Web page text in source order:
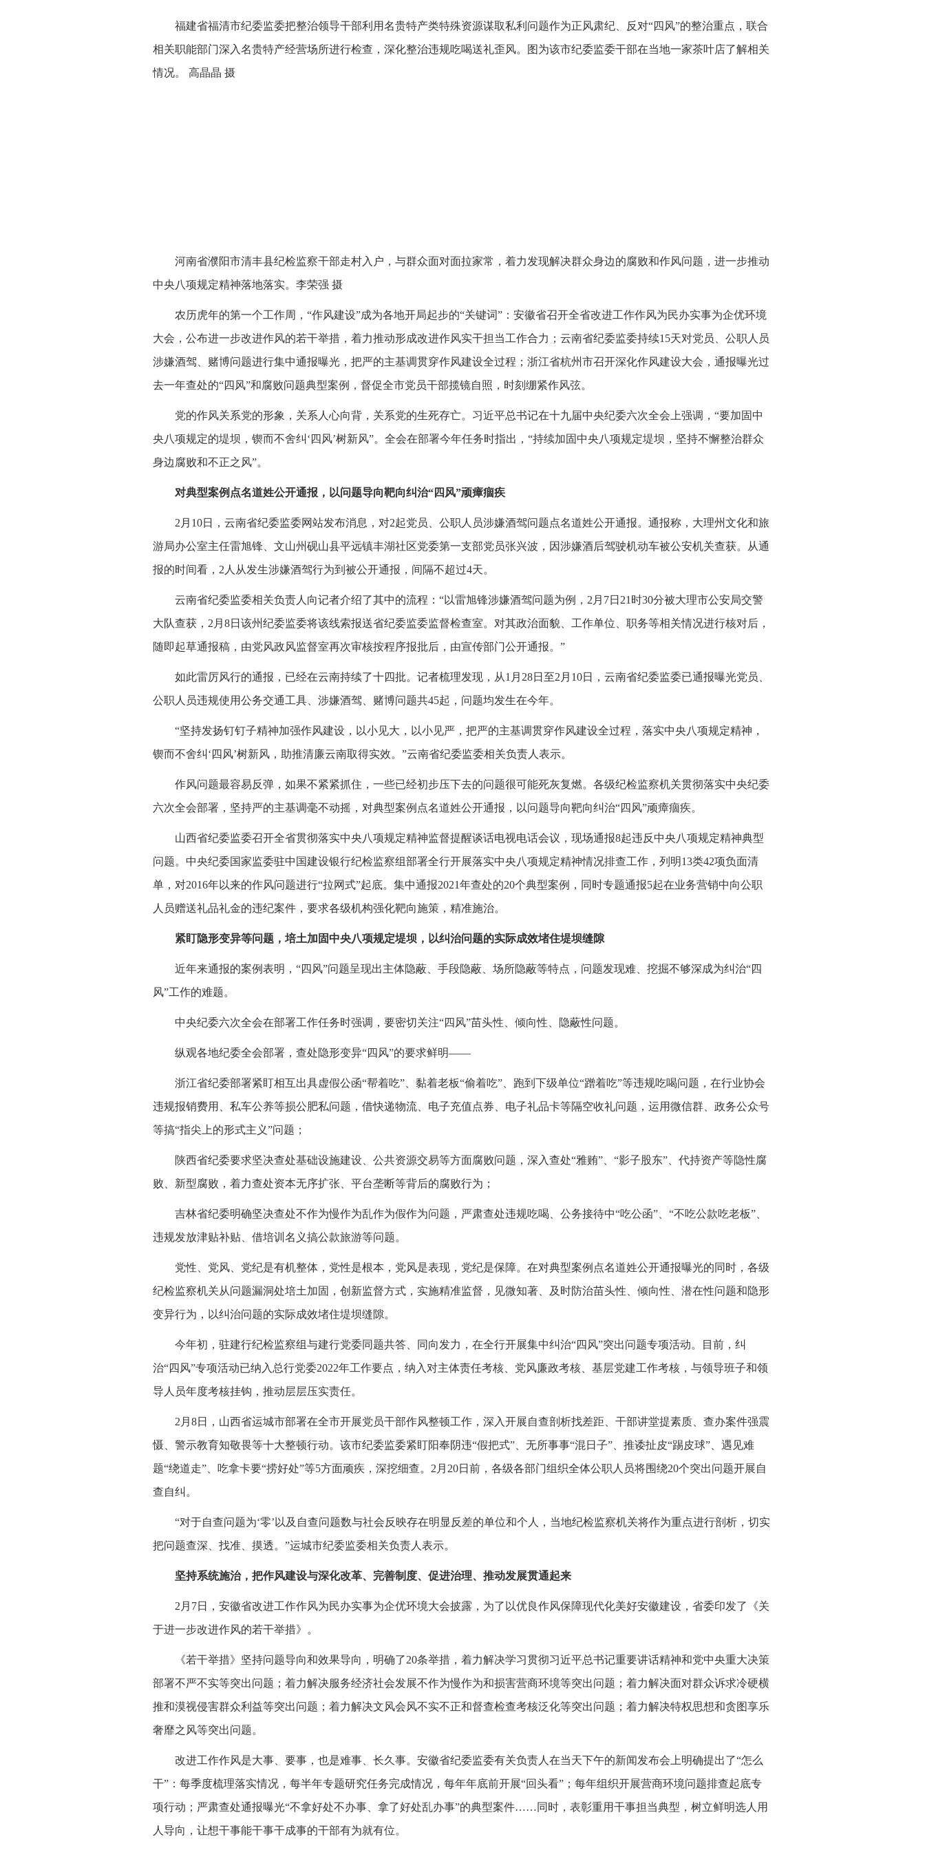
福建省福清市纪委监委把整治领导干部利用名贵特产类特殊资源谋取私利问题作为正风肃纪、反对“四风”的整治重点，联合
相关职能部门深入名贵特产经营场所进行检查，深化整治违规吃喝送礼歪风。图为该市纪委监委干部在当地一家茶叶店了解相关
情况。 高晶晶 摄
河南省濮阳市清丰县纪检监察干部走村入户，与群众面对面拉家常，着力发现解决群众身边的腐败和作风问题，进一步推动
中央八项规定精神落地落实。李荣强 摄
农历虎年的第一个工作周，“作风建设”成为各地开局起步的“关键词”：安徽省召开全省改进工作作风为民办实事为企优环境
大会，公布进一步改进作风的若干举措，着力推动形成改进作风实干担当工作合力；云南省纪委监委持续15天对党员、公职人员
涉嫌酒驾、赌博问题进行集中通报曝光，把严的主基调贯穿作风建设全过程；浙江省杭州市召开深化作风建设大会，通报曝光过
去一年查处的“四风”和腐败问题典型案例，督促全市党员干部揽镜自照，时刻绷紧作风弦。
党的作风关系党的形象，关系人心向背，关系党的生死存亡。习近平总书记在十九届中央纪委六次全会上强调，“要加固中
央八项规定的堤坝，锲而不舍纠‘四风’树新风”。全会在部署今年任务时指出，“持续加固中央八项规定堤坝，坚持不懈整治群众
身边腐败和不正之风”。
对典型案例点名道姓公开通报，以问题导向靶向纠治“四风”顽瘴痼疾
2月10日，云南省纪委监委网站发布消息，对2起党员、公职人员涉嫌酒驾问题点名道姓公开通报。通报称，大理州文化和旅
游局办公室主任雷旭锋、文山州砚山县平远镇丰湖社区党委第一支部党员张兴波，因涉嫌酒后驾驶机动车被公安机关查获。从通
报的时间看，2人从发生涉嫌酒驾行为到被公开通报，间隔不超过4天。
云南省纪委监委相关负责人向记者介绍了其中的流程：“以雷旭锋涉嫌酒驾问题为例，2月7日21时30分被大理市公安局交警
大队查获，2月8日该州纪委监委将该线索报送省纪委监委监督检查室。对其政治面貌、工作单位、职务等相关情况进行核对后，
随即起草通报稿，由党风政风监督室再次审核按程序报批后，由宣传部门公开通报。”
如此雷厉风行的通报，已经在云南持续了十四批。记者梳理发现，从1月28日至2月10日，云南省纪委监委已通报曝光党员、
公职人员违规使用公务交通工具、涉嫌酒驾、赌博问题共45起，问题均发生在今年。
“坚持发扬钉钉子精神加强作风建设，以小见大，以小见严，把严的主基调贯穿作风建设全过程，落实中央八项规定精神，
锲而不舍纠‘四风’树新风，助推清廉云南取得实效。”云南省纪委监委相关负责人表示。
作风问题最容易反弹，如果不紧紧抓住，一些已经初步压下去的问题很可能死灰复燃。各级纪检监察机关贯彻落实中央纪委
六次全会部署，坚持严的主基调毫不动摇，对典型案例点名道姓公开通报，以问题导向靶向纠治“四风”顽瘴痼疾。
山西省纪委监委召开全省贯彻落实中央八项规定精神监督提醒谈话电视电话会议，现场通报8起违反中央八项规定精神典型
问题。中央纪委国家监委驻中国建设银行纪检监察组部署全行开展落实中央八项规定精神情况排查工作，列明13类42项负面清
单，对2016年以来的作风问题进行“拉网式”起底。集中通报2021年查处的20个典型案例，同时专题通报5起在业务营销中向公职
人员赠送礼品礼金的违纪案件，要求各级机构强化靶向施策，精准施治。
紧盯隐形变异等问题，培土加固中央八项规定堤坝，以纠治问题的实际成效堵住堤坝缝隙
近年来通报的案例表明，“四风”问题呈现出主体隐蔽、手段隐蔽、场所隐蔽等特点，问题发现难、挖掘不够深成为纠治“四
风”工作的难题。
中央纪委六次全会在部署工作任务时强调，要密切关注“四风”苗头性、倾向性、隐蔽性问题。
纵观各地纪委全会部署，查处隐形变异“四风”的要求鲜明——
浙江省纪委部署紧盯相互出具虚假公函“帮着吃”、黏着老板“偷着吃”、跑到下级单位“蹭着吃”等违规吃喝问题，在行业协会
违规报销费用、私车公养等损公肥私问题，借快递物流、电子充值点券、电子礼品卡等隔空收礼问题，运用微信群、政务公众号
等搞“指尖上的形式主义”问题；
陕西省纪委要求坚决查处基础设施建设、公共资源交易等方面腐败问题，深入查处“雅贿”、“影子股东”、代持资产等隐性腐
败、新型腐败，着力查处资本无序扩张、平台垄断等背后的腐败行为；
吉林省纪委明确坚决查处不作为慢作为乱作为假作为问题，严肃查处违规吃喝、公务接待中“吃公函”、“不吃公款吃老板”、
违规发放津贴补贴、借培训名义搞公款旅游等问题。
党性、党风、党纪是有机整体，党性是根本，党风是表现，党纪是保障。在对典型案例点名道姓公开通报曝光的同时，各级
纪检监察机关从问题漏洞处培土加固，创新监督方式，实施精准监督，见微知著、及时防治苗头性、倾向性、潜在性问题和隐形
变异行为，以纠治问题的实际成效堵住堤坝缝隙。
今年初，驻建行纪检监察组与建行党委同题共答、同向发力，在全行开展集中纠治“四风”突出问题专项活动。目前，纠
治“四风”专项活动已纳入总行党委2022年工作要点，纳入对主体责任考核、党风廉政考核、基层党建工作考核，与领导班子和领
导人员年度考核挂钩，推动层层压实责任。
2月8日，山西省运城市部署在全市开展党员干部作风整顿工作，深入开展自查剖析找差距、干部讲堂提素质、查办案件强震
慑、警示教育知敬畏等十大整顿行动。该市纪委监委紧盯阳奉阴违“假把式”、无所事事“混日子”、推诿扯皮“踢皮球”、遇见难
题“绕道走”、吃拿卡要“捞好处”等5方面顽疾，深挖细查。2月20日前，各级各部门组织全体公职人员将围绕20个突出问题开展自
查自纠。
“对于自查问题为‘零’以及自查问题数与社会反映存在明显反差的单位和个人，当地纪检监察机关将作为重点进行剖析，切实
把问题查深、找准、摸透。”运城市纪委监委相关负责人表示。
坚持系统施治，把作风建设与深化改革、完善制度、促进治理、推动发展贯通起来
2月7日，安徽省改进工作作风为民办实事为企优环境大会披露，为了以优良作风保障现代化美好安徽建设，省委印发了《关
于进一步改进作风的若干举措》。
《若干举措》坚持问题导向和效果导向，明确了20条举措，着力解决学习贯彻习近平总书记重要讲话精神和党中央重大决策
部署不严不实等突出问题；着力解决服务经济社会发展不作为慢作为和损害营商环境等突出问题；着力解决面对群众诉求冷硬横
推和漠视侵害群众利益等突出问题；着力解决文风会风不实不正和督查检查考核泛化等突出问题；着力解决特权思想和贪图享乐
奢靡之风等突出问题。
改进工作作风是大事、要事，也是难事、长久事。安徽省纪委监委有关负责人在当天下午的新闻发布会上明确提出了“怎么
干”：每季度梳理落实情况，每半年专题研究任务完成情况，每年年底前开展“回头看”；每年组织开展营商环境问题排查起底专
项行动；严肃查处通报曝光“不拿好处不办事、拿了好处乱办事”的典型案件……同时，表彰重用干事担当典型，树立鲜明选人用
人导向，让想干事能干事干成事的干部有为就有位。